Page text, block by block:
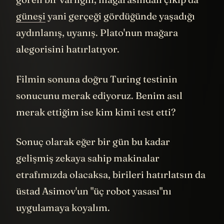
güneşi yani gerçeği gördüğünde yaşadığı
aydınlanış, uyanış. Plato'nun mağara
alegorisini hatırlatıyor.
Filmin sonuna doğru Turing testinin
sonucunu merak ediyoruz. Benim asıl
merak ettiğim ise kim kimi test etti?
Sonuç olarak eğer bir gün bu kadar
gelişmiş zekaya sahip makinalar
etrafımızda olacaksa, birileri hatırlatsın da
üstad Asimov'un "üç robot yasası"nı
uygulamaya koyalım.